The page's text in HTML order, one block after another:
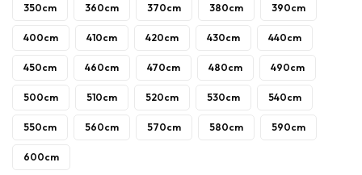
350cm 360cm 370cm 380cm 390cm
400cm 410cm 420cm 430cm 440cm
450cm 460cm 470cm 480cm 490cm
500cm 510cm 520cm 530cm 540cm
550cm 560cm 570cm 580cm 590cm
600cm